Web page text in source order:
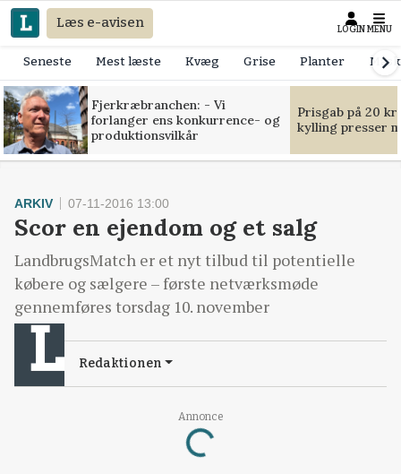
Læs e-avisen LOGIN MENU
Seneste Mest læste Kvæg Grise Planter
Fjerkræbranchen: - Vi
forlanger ens konkurrence- og
produktionsvilkår
Prisgab på 20
kylling presser
Annonce
Loading...
ARKIV 07-11-2016 13:00
Scor en ejendom og et salg
LandbrugsMatch er et nyt tilbud til potentielle
købere og sælgere – første netværksmøde
gennemføres torsdag 10. november
Redaktionen